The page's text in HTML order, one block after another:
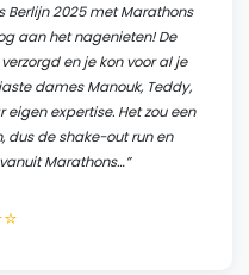
2025 met Marathons
aan het nagenieten! De
en je kon voor al je
dames Manouk, Teddy,
expertise. Het zou een
dus de shake-out run en
Marathons…”